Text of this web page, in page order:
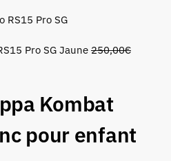
Pro SG Jaune 250,00€
Kombat
pour enfant